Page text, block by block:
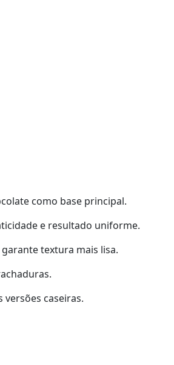
como base principal.
e resultado uniforme.
textura mais lisa.
caseiras.